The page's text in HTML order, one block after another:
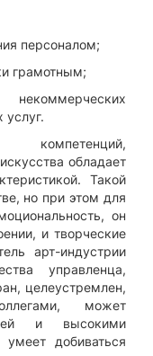
персоналом;
грамотным;
услуг.
компетенций,
обладает
Такой
но при этом для
он
и творческие
арт-индустрии
управленца,
целеустремлен,
может
и высокими
умеет добиваться